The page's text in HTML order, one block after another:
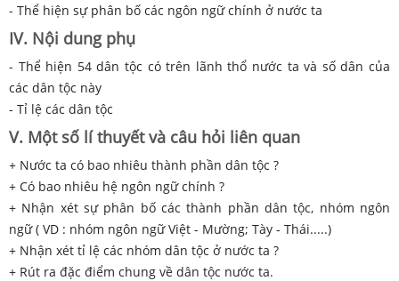
- Thể hiện sự phân bố các ngôn ngữ chính ở nước ta
IV. Nội dung phụ
- Thể hiện 54 dân tộc có trên lãnh thổ nước ta và số dân của
các dân tộc này
- Tỉ lệ các dân tộc
V. Một số lí thuyết và câu hỏi liên quan
+ Nước ta có bao nhiêu thành phần dân tộc ?
+ Có bao nhiêu hệ ngôn ngữ chính ?
+ Nhận xét sự phân bố các thành phần dân tộc, nhóm ngôn
ngữ ( VD : nhóm ngôn ngữ Việt - Mường; Tày - Thái.....)
+ Nhận xét tỉ lệ các nhóm dân tộc ở nước ta ?
+ Rút ra đặc điểm chung về dân tộc nước ta.